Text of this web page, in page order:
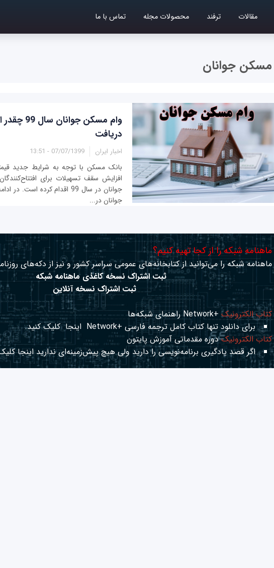
مقالات ترفند محصولات مجله تماس با ما
مسکن جوانان
وام مسکن
دریافت
اخبار ایران 07/07/1399 - 13:51
بانک مسکن با توجه به شرایط جدید
افزایش سقف تسهیلات برای
جوانان در سال 99 اقدام کرده
جوانان در...
ماهنامه شبکه را از کجا تهیه کنیم؟
ماهنامه شبکه را می‌توانید از کتابخانه‌های عمومی سراسر کشور و نیز از دکه‌های
ثبت اشتراک نسخه کاغذی ماهنامه شبکه
ثبت اشتراک نسخه آنلاین
کتاب الکترونیک +Network راهنمای شبکه‌ها
برای دانلود تنها کتاب کامل ترجمه فارسی +Network
اینجا کلیک کنید.
کتاب الکترونیکدوره مقدماتی آموزش پایتون
اگر قصد یادگیری برنامه‌نویسی را دارید ولی هیچ پیش‌زمینه‌ای نداریداینجا